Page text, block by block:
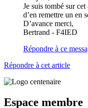
Je suis tombé sur
d’en remettre un en
D’avance merci,
Bertrand - F4IED
Répondre à ce
Répondre à cet article
Espace membre